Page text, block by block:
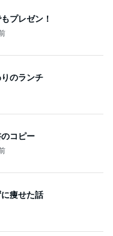
プレゼン！
のランチ
コピー
痩せた話